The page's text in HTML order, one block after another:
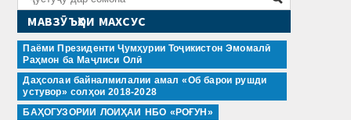
МАВЗӮЪҲОИ МАХСУС
Паёми Президенти Ҷумҳурии Тоҷикистон Эмомалӣ
Раҳмон ба Маҷлиси Олӣ
Даҳсолаи байналмилалии амал «Об барои рушди
устувор» солҳои 2018-2028
БАҲОГУЗОРИИ ЛОИҲАИ НБО «РОҒУН»